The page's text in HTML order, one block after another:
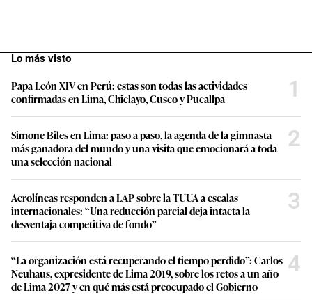
Lo más visto
Papa León XIV en Perú: estas son todas las actividades
confirmadas en Lima, Chiclayo, Cusco y Pucallpa
1
Simone Biles en Lima: paso a paso, la agenda de la gimnasta
más ganadora del mundo y una visita que emocionará a toda
una selección nacional
2
Aerolíneas responden a LAP sobre la TUUA a escalas
internacionales: “Una reducción parcial deja intacta la
desventaja competitiva de fondo”
3
“La organización está recuperando el tiempo perdido”: Carlos
Neuhaus, expresidente de Lima 2019, sobre los retos a un año
de Lima 2027 y en qué más está preocupado el Gobierno
4